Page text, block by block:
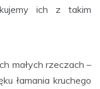
ich z takim
małych rzeczach –
łamania kruchego